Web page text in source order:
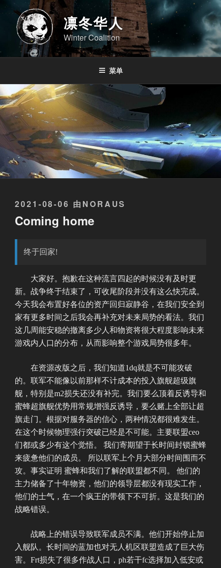
跳
凛冬华人
Winter Coalition
菜单
发
布
于
2021-08-06 由 NORAUS
Coming home
终于回家!
大家好。抱歉在这种流言四起的时候没有及时更
新。战争终于结束了，可收尾阶段并没有这么快完成。
今天我会布置好各位的资产回归寂静谷，在我们安全到
家有更多时间之后我会再补充对未来局势的看法。我们
这几周能安稳的撤离多少人和物资将很大程度影响未来
游戏内人口的分布，从而影响整个游戏局势很多年。
在资源改版之后，我们知道1dq就是不可能攻破
的。联军不能像以前那样不计成本的投入旗舰超级旗
舰，特别是m2损失还没有补完。我们要么顶着反诱导和
蜜蜂超旗舰优势用常规增强反诱导，要么赌上全部让超
旗走门。根据对服务器的信心，两种情况都很难发生。
在这个时候物理强行突破已经是不可能。主要联盟ceo
们都或多少有这个觉悟。 我们寄期望于长时间封锁蜜蜂
来疲惫他们的成员。 所以联军上个月大部分时间围而不
攻。事实证明 蜜蜂和我们了解的联盟都不同。 他们的
主力储备了十年物资，他们的领导层都没有现实工作，
他们的士气，在一个疯王的带领下不可折。这是我们的
战略错误。
战略上的错误导致联军成员不满。他们开始停止加
入舰队。长时间的蓝加也对无人机区联盟造成了巨大伤
害。Frt损失了很多作战人口，ph若干fc选择加入低安或